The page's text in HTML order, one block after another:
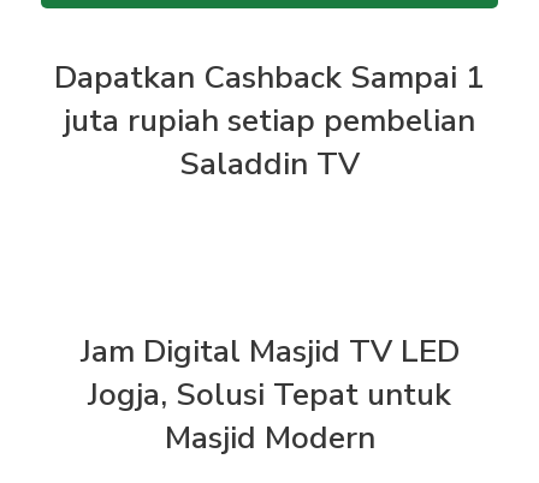
Dapatkan Cashback Sampai 1
juta rupiah setiap pembelian
Saladdin TV
Jam Digital Masjid TV LED
Jogja, Solusi Tepat untuk
Masjid Modern